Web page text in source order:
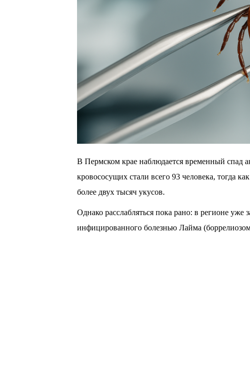
В Пермском крае наблюдается временный
кровососущих стали всего 93 человека, тогда
более двух тысяч укусов.
Однако расслабляться пока рано: в регионе
инфицированного болезнью Лайма